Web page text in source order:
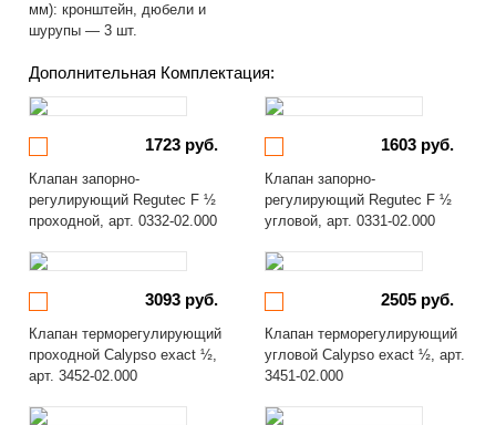
мм): кронштейн, дюбели и
шурупы — 3 шт.
Дополнительная Комплектация:
1723 руб.
Клапан запорно-
регулирующий Regutec F ½
проходной, арт. 0332-02.000
1603 руб.
Клапан запорно-
регулирующий Regutec F ½
угловой, арт. 0331-02.000
3093 руб.
Клапан терморегулирующий
проходной Calypso exact ½,
арт. 3452-02.000
2505 руб.
Клапан терморегулирующий
угловой Calypso exact ½, арт.
3451-02.000